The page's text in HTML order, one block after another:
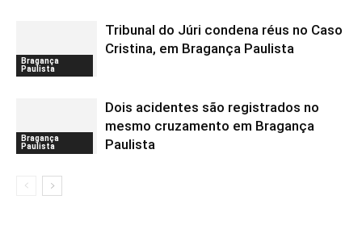
Bragança
Paulista
Tribunal do Júri condena réus no Caso
Cristina, em Bragança Paulista
Bragança
Paulista
Dois acidentes são registrados no
mesmo cruzamento em Bragança
Paulista